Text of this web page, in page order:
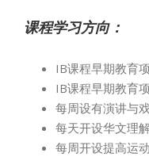
课程学习方向：
IB课程早期教育
IB课程早期教育
每周设有演讲与
每天开设华文理
每周开设提高运